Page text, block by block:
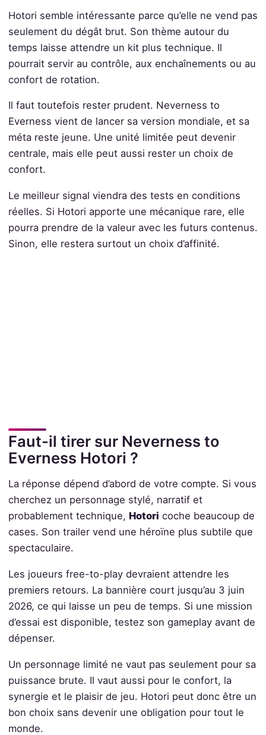
Hotori semble intéressante parce qu’elle ne vend pas
seulement du dégât brut. Son thème autour du
temps laisse attendre un kit plus technique. Il
pourrait servir au contrôle, aux enchaînements ou au
confort de rotation.
Il faut toutefois rester prudent. Neverness to
Everness vient de lancer sa version mondiale, et sa
méta reste jeune. Une unité limitée peut devenir
centrale, mais elle peut aussi rester un choix de
confort.
Le meilleur signal viendra des tests en conditions
réelles. Si Hotori apporte une mécanique rare, elle
pourra prendre de la valeur avec les futurs contenus.
Sinon, elle restera surtout un choix d’affinité.
Faut-il tirer sur Neverness to
Everness Hotori ?
La réponse dépend d’abord de votre compte. Si vous
cherchez un personnage stylé, narratif et
probablement technique, Hotori coche beaucoup de
cases. Son trailer vend une héroïne plus subtile que
spectaculaire.
Les joueurs free-to-play devraient attendre les
premiers retours. La bannière court jusqu’au 3 juin
2026, ce qui laisse un peu de temps. Si une mission
d’essai est disponible, testez son gameplay avant de
dépenser.
Un personnage limité ne vaut pas seulement pour sa
puissance brute. Il vaut aussi pour le confort, la
synergie et le plaisir de jeu. Hotori peut donc être un
bon choix sans devenir une obligation pour tout le
monde.